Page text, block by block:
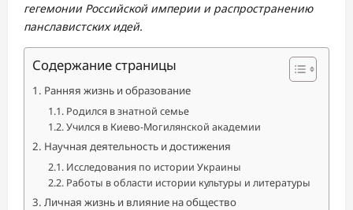
гегемонии Российской империи и распространению
панславистских идей.
Содержание страницы
Ранняя жизнь и образование
Родился в знатной семье
Учился в Киево-Могилянской академии
Научная деятельность и достижения
Исследования по истории Украины
Работы в области истории культуры и литературы
Личная жизнь и влияние на общество